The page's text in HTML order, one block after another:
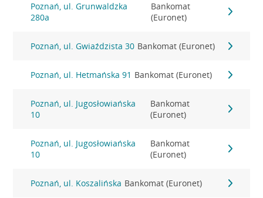
Poznań, ul. Grunwaldzka
280a
Bankomat
(Euronet)
Poznań, ul. Gwiaździsta 30 Bankomat (Euronet)
Poznań, ul. Hetmańska 91 Bankomat (Euronet)
Poznań, ul. Jugosłowiańska
10
Bankomat
(Euronet)
Poznań, ul. Jugosłowiańska
10
Bankomat
(Euronet)
Poznań, ul. Koszalińska Bankomat (Euronet)